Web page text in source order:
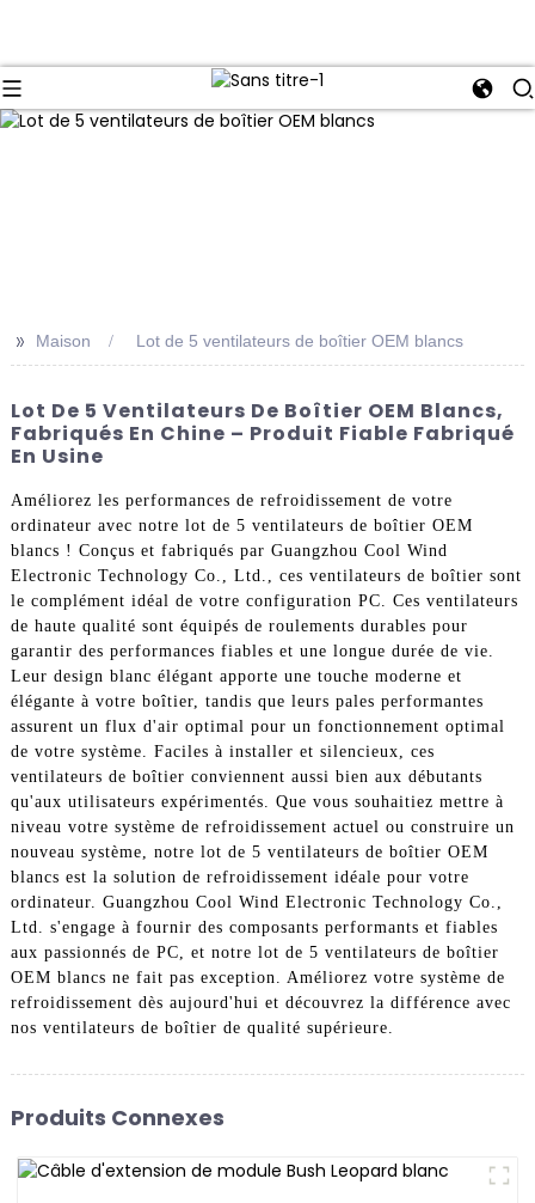
>> Maison Lot de 5 ventilateurs de boîtier OEM blancs
Lot De 5 Ventilateurs De Boîtier OEM Blancs,
Fabriqués En Chine – Produit Fiable Fabriqué
En Usine
Améliorez les performances de refroidissement de votre
ordinateur avec notre lot de 5 ventilateurs de boîtier OEM
blancs ! Conçus et fabriqués par Guangzhou Cool Wind
Electronic Technology Co., Ltd., ces ventilateurs de boîtier sont
le complément idéal de votre configuration PC. Ces ventilateurs
de haute qualité sont équipés de roulements durables pour
garantir des performances fiables et une longue durée de vie.
Leur design blanc élégant apporte une touche moderne et
élégante à votre boîtier, tandis que leurs pales performantes
assurent un flux d'air optimal pour un fonctionnement optimal
de votre système. Faciles à installer et silencieux, ces
ventilateurs de boîtier conviennent aussi bien aux débutants
qu'aux utilisateurs expérimentés. Que vous souhaitiez mettre à
niveau votre système de refroidissement actuel ou construire un
nouveau système, notre lot de 5 ventilateurs de boîtier OEM
blancs est la solution de refroidissement idéale pour votre
ordinateur. Guangzhou Cool Wind Electronic Technology Co.,
Ltd. s'engage à fournir des composants performants et fiables
aux passionnés de PC, et notre lot de 5 ventilateurs de boîtier
OEM blancs ne fait pas exception. Améliorez votre système de
refroidissement dès aujourd'hui et découvrez la différence avec
nos ventilateurs de boîtier de qualité supérieure.
Produits Connexes